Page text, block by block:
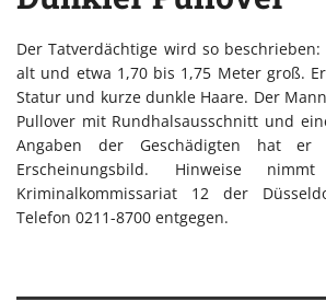
Der Tatverdächtige wird so
alt und etwa 1,70 bis 1,75 Meter groß.
Statur und kurze dunkle Haare. Der
Pullover mit Rundhalsausschnitt und
Angaben der Geschädigten hat er
Erscheinungsbild. Hinweise
Kriminalkommissariat 12 der
Telefon 0211-8700 entgegen.